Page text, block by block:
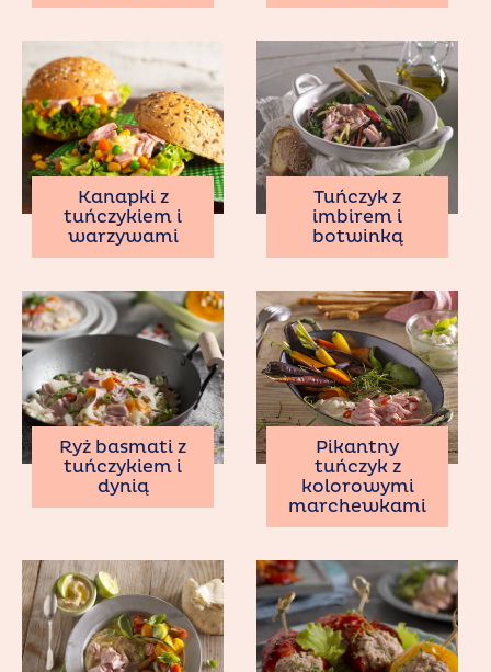
Kanapki z
tuńczykiem i
warzywami
Tuńczyk z
imbirem i
botwinką
Ryż basmati z
tuńczykiem i
dynią
Pikantny
tuńczyk z
kolorowymi
marchewkami